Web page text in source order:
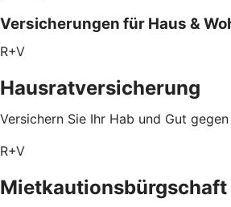
Versicherungen für Haus &
R+V
Hausratversicherung
Versichern Sie Ihr Hab und Gut
R+V
Mietkautionsbürgschaft